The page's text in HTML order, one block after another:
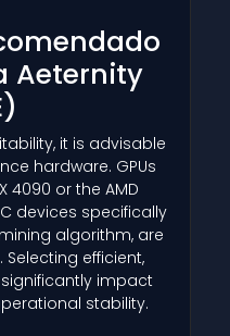
Aeternity
it is advisable
hardware. GPUs
4090 or the AMD
devices specifically
algorithm, are
efficient,
impact
stability.